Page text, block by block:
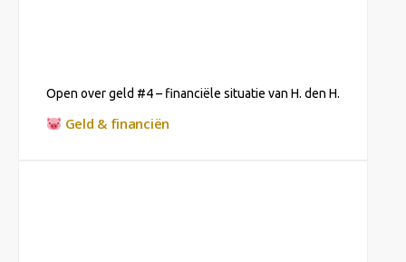
Open over geld #4 – financiële situatie van H. den H.
Geld & financiën